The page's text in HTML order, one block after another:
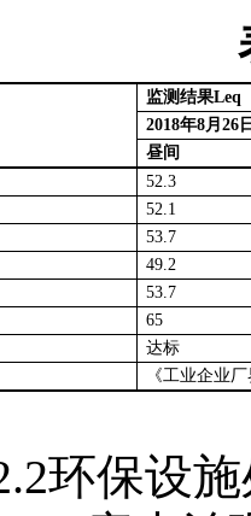
监测结果Leq
2018年8 月26 日
昼间
52.3
52.1
53.7
49.2
53.7
65
达标
《工业企业
环保设